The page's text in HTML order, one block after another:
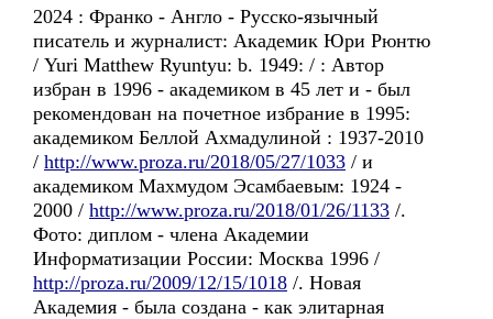
2024 : Франко - Англо - Pусско-язычный
писатель и журналист: Академик Юри Рюнтю
/ Yuri Matthew Ryuntyu: b. 1949: / : Автор
избран в 1996 - академиком в 45 лет и - был
рекомендован на почетное избрание в 1995:
академиком Беллой Ахмадулиной : 1937-2010
/ http://www.proza.ru/2018/05/27/1033 / и
академиком Махмудом Эсамбаевым: 1924 -
2000 / http://www.proza.ru/2018/01/26/1133 /.
Фото: диплом - члена Академии
Информатизации России: Москва 1996 /
http://proza.ru/2009/12/15/1018 /. Новая
Академия - была создана - как элитарная